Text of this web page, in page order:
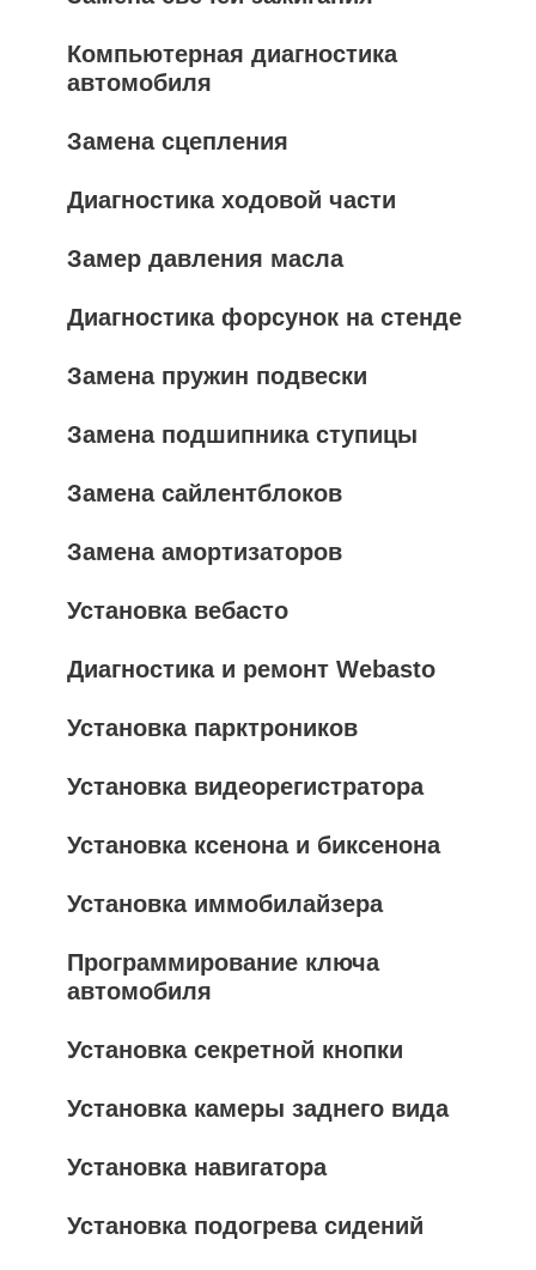
Компьютерная диагностика
автомобиля
Замена сцепления
Диагностика ходовой части
Замер давления масла
Диагностика форсунок на стенде
Замена пружин подвески
Замена подшипника ступицы
Замена сайлентблоков
Замена амортизаторов
Установка вебасто
Диагностика и ремонт Webasto
Установка парктроников
Установка видеорегистратора
Установка ксенона и биксенона
Установка иммобилайзера
Программирование ключа
автомобиля
Установка секретной кнопки
Установка камеры заднего вида
Установка навигатора
Установка подогрева сидений